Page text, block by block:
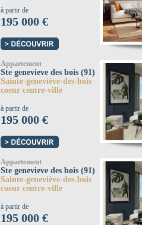
à partir de
195 000 €
Appartement
Ste genevieve des bois (91)
Sainte-geneviève-des-bois
coeur centre-ville
à partir de
195 000 €
Appartement
Ste genevieve des bois (91)
Sainte-geneviève-des-bois
coeur centre-ville
à partir de
195 000 €